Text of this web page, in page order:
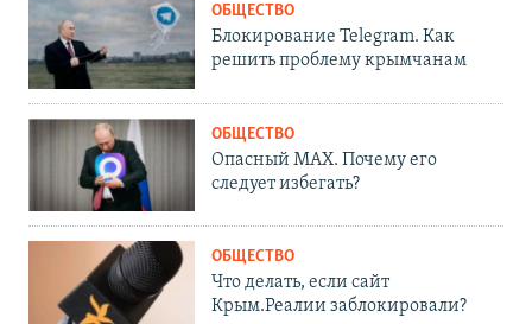
ОБЩЕСТВО
Блокирование Telegram. Как
решить проблему крымчанам
ОБЩЕСТВО
Опасный MAX. Почему его
следует избегать?
ОБЩЕСТВО
Что делать, если сайт
Крым.Реалии заблокировали?